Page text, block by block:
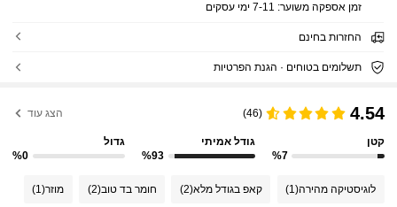
זמן אספקה ​​משוער: 7-11 ימי עסקים
החזרות בחינם
תשלומים בטוחים · הגנת הפרטיות
4.54
(46) הצג עוד
קטן
%7
גודל אמיתי
%93
גדול
%0
לוגיסטיקה מהירה(1) קאפ בגודל מלא(2) חומר בד טוב(2) מוזר(1)